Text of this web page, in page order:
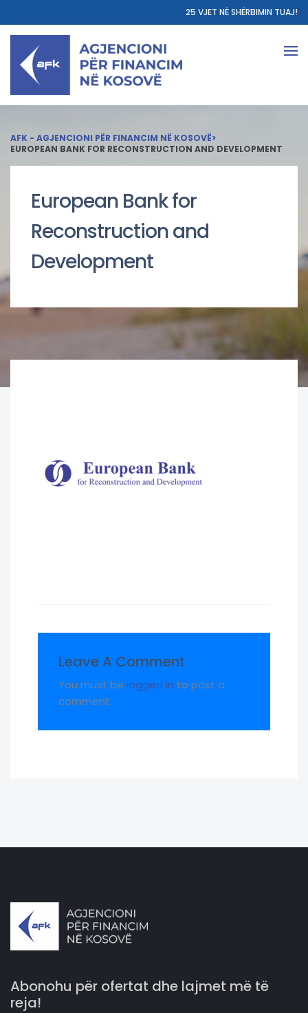
25 VJET NË SHËRBIMIN TUAJ!
AFK - AGJENCIONI PËR FINANCIM NË KOSOVË>
EUROPEAN BANK FOR RECONSTRUCTION AND DEVELOPMENT
European Bank for
Reconstruction and
Development
Leave A Comment
You must be logged in to post a
comment.
Abonohu për ofertat dhe lajmet më të
reja!